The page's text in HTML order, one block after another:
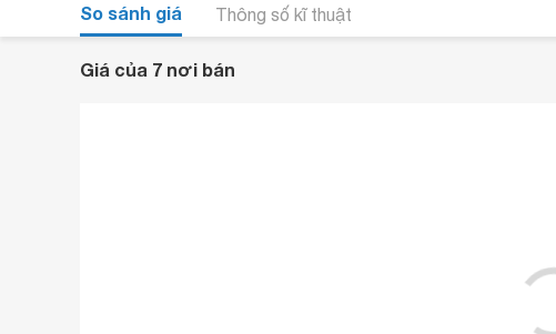
So sánh giá Thông số kĩ thuật
Giá của 7 nơi bán